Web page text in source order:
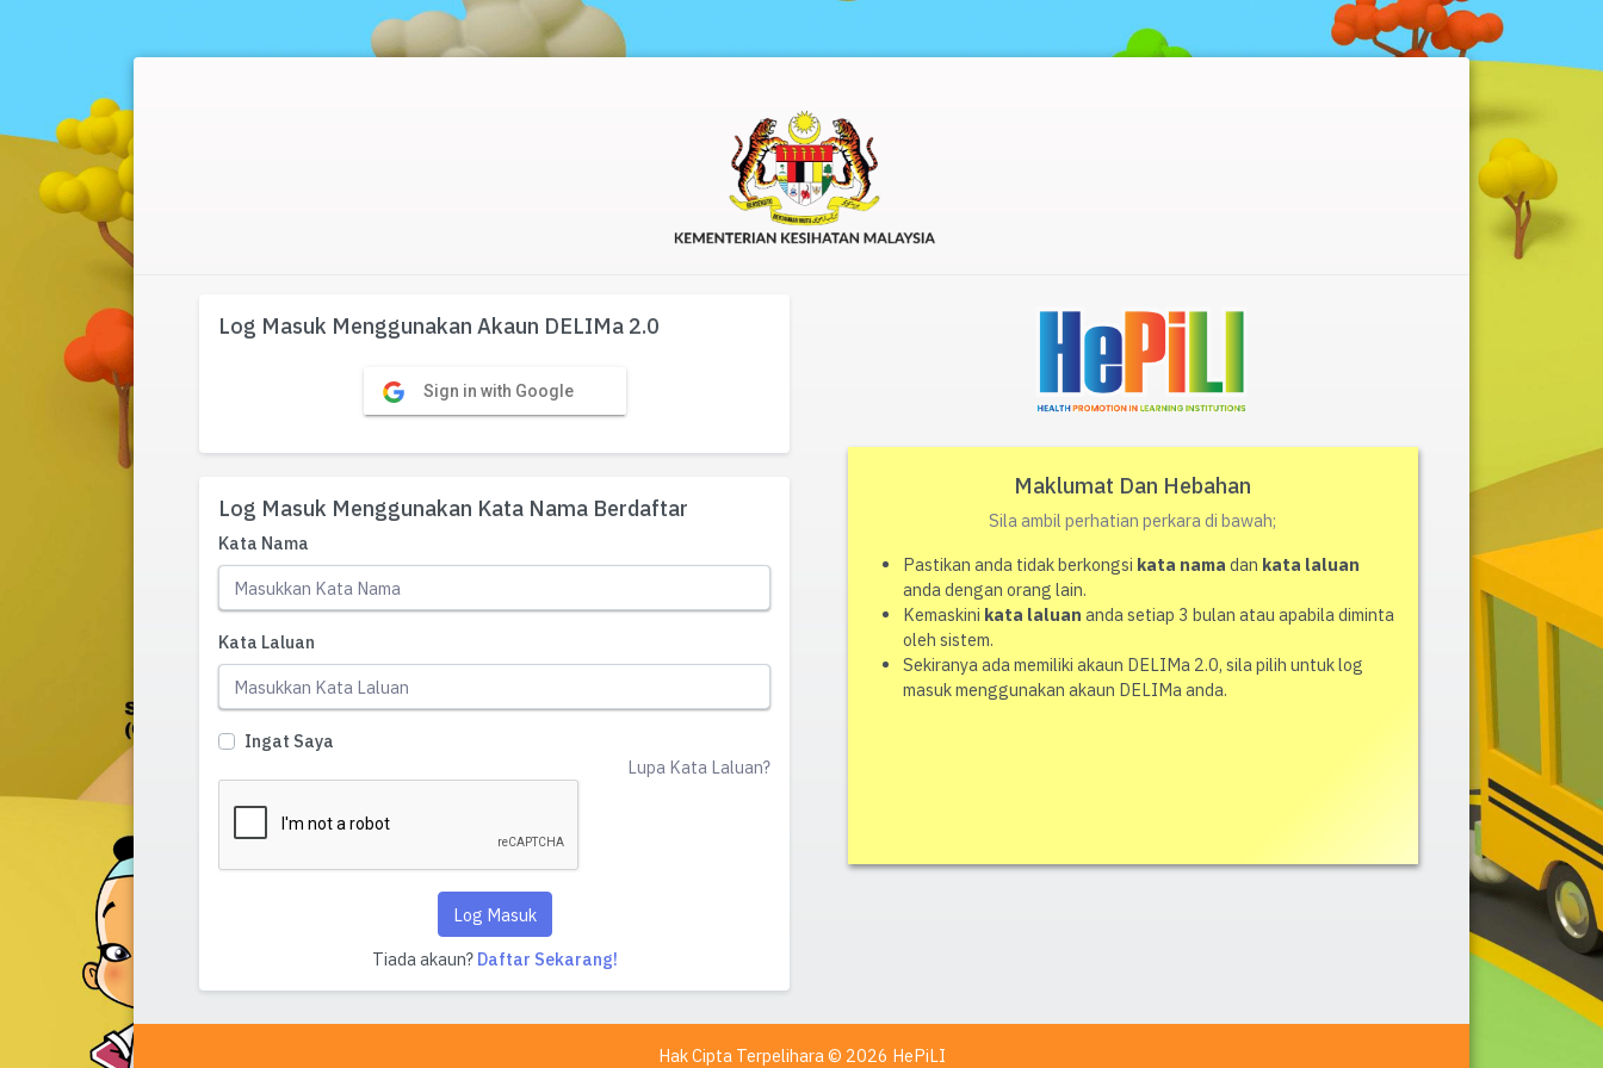
Log Masuk Menggunakan Akaun DELIMa 2.0
Sign in with Google
Log Masuk Menggunakan Kata Nama Berdaftar
Kata Nama
Kata Laluan
Ingat Saya
Lupa Kata Laluan?
Log Masuk
Tiada akaun? Daftar Sekarang!
Maklumat Dan Hebahan
Sila ambil perhatian perkara di bawah;
Pastikan anda tidak berkongsi kata nama dan kata laluan
anda dengan orang lain.
Kemaskini kata laluan anda setiap 3 bulan atau apabila diminta
oleh sistem.
Sekiranya ada memiliki akaun DELIMa 2.0, sila pilih untuk log
masuk menggunakan akaun DELIMa anda.
Hak Cipta Terpelihara © 2026 HePiLI